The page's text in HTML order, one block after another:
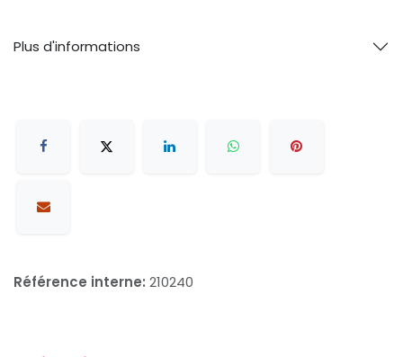
Plus d'informations
Référence interne: 210240